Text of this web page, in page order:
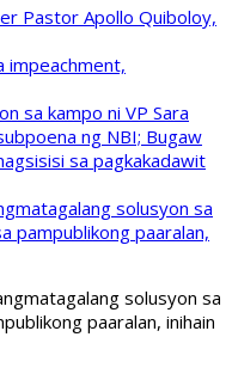
Pastor Apollo Quiboloy,
impeachment,
sa kampo ni VP Sara
ng NBI; Bugaw
sa pagkakadawit
solusyon sa
pampublikong paaralan,
solusyon sa
paaralan, inihain